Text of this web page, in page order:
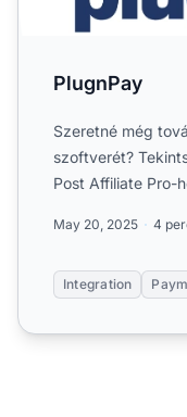
PlugnPay
Szeretné még
szoftverét?
Post Affiliate Pro-
May 20, 2025 4
Integration